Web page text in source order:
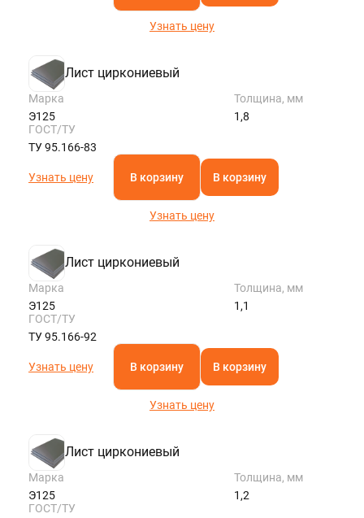
Узнать цену
Лист циркониевый
Марка
Э125
Толщина, мм
1,8
ГОСТ/ТУ
ТУ 95.166-83
Узнать цену В корзину В корзину
Узнать цену
Лист циркониевый
Марка
Э125
Толщина, мм
1,1
ГОСТ/ТУ
ТУ 95.166-92
Узнать цену В корзину В корзину
Узнать цену
Лист циркониевый
Марка
Э125
Толщина, мм
1,2
ГОСТ/ТУ